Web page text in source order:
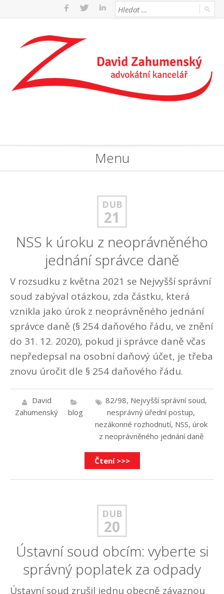
Menu
DUB
21
NSS k úroku z neoprávněného
jednání správce daně
V rozsudku z května 2021 se Nejvyšší správní
soud zabýval otázkou, zda částku, která
vznikla jako úrok z neoprávněného jednání
správce daně (§ 254 daňového řádu, ve znění
do 31. 12. 2020), pokud ji správce daně včas
nepředepsal na osobní daňový účet, je třeba
znovu úročit dle § 254 daňového řádu.
David
Zahumenský
blog
82/98, Nejvyšší správní soud,
nesprávný úřední postup,
nezákonné rozhodnutí, NSS, úrok
z neoprávněného jednání daně
Čtení >>>
DUB
20
Ústavní soud obcím: vyberte si
správný poplatek za odpady
Ústavní soud zrušil jednu obecně závaznou